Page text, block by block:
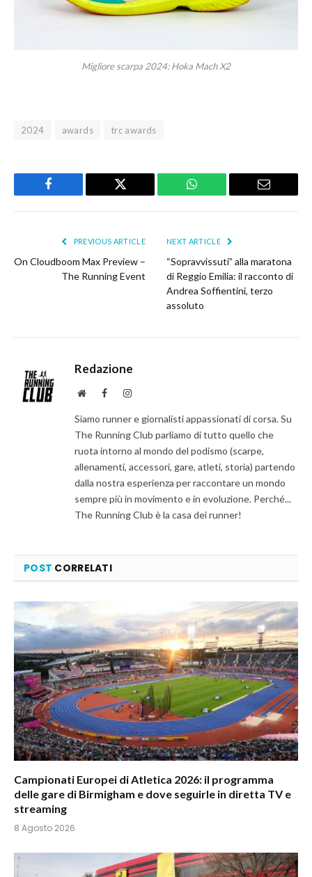
Migliore scarpa 2024: Hoka Mach X2
2024 awards trc awards
Facebook Twitter WhatsApp Email
PREVIOUS ARTICLE
On Cloudboom Max Preview –
The Running Event
NEXT ARTICLE
“Sopravvissuti” alla maratona
di Reggio Emilia: il racconto di
Andrea Soffientini, terzo
assoluto
Redazione
WebsiteFacebookInstagram
Siamo runner e giornalisti appassionati di corsa. Su
The Running Club parliamo di tutto quello che
ruota intorno al mondo del podismo (scarpe,
allenamenti, accessori, gare, atleti, storia) partendo
dalla nostra esperienza per raccontare un mondo
sempre più in movimento e in evoluzione. Perché...
The Running Club è la casa dei runner!
POST CORRELATI
Campionati Europei di Atletica 2026: il programma
delle gare di Birmigham e dove seguirle in diretta TV e
streaming
8 Agosto 2026